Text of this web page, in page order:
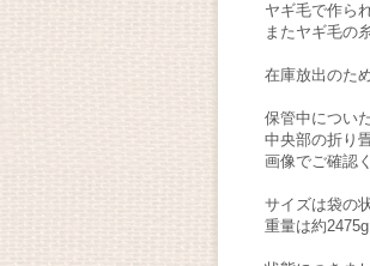
ヤギ毛で作ら
またヤギ毛の
在庫放出のた
保管中につい
中央部の折り
画像でご確認
サイズは袋の
重量は約2475g